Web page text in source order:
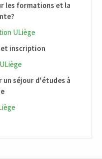
les formations et la
ULiège
inscription
un séjour d'études à